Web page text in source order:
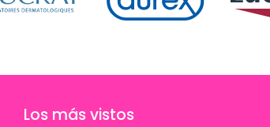
Los más vistos